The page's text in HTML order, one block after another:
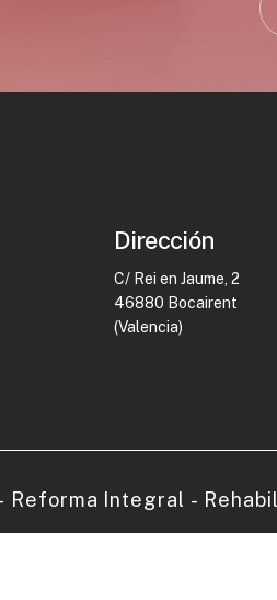
Dirección
C/ Rei en Jaume, 2
46880 Bocairent
(Valencia)
Reforma Integral -